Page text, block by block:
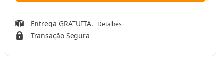
Entrega GRATUITA. Detalhes
Transação Segura